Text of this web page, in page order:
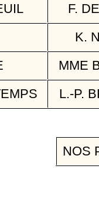
F.
K.
MME
L.-P.
NOS